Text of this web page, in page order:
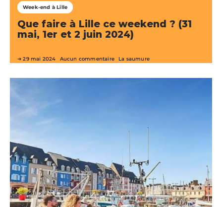
Week-end à Lille
Que faire à Lille ce weekend ? (31
mai, 1er et 2 juin 2024)
29 mai 2024 Aucun commentaire La saumure